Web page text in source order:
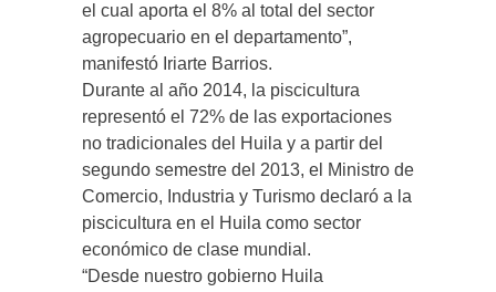
el cual aporta el 8% al total del sector
agropecuario en el departamento”,
manifestó Iriarte Barrios.
Durante al año 2014, la piscicultura
representó el 72% de las exportaciones
no tradicionales del Huila y a partir del
segundo semestre del 2013, el Ministro de
Comercio, Industria y Turismo declaró a la
piscicultura en el Huila como sector
económico de clase mundial.
“Desde nuestro gobierno Huila